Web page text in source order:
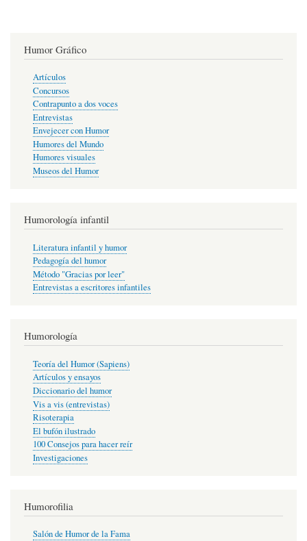
Humor Gráfico
Artículos
Concursos
Contrapunto a dos voces
Entrevistas
Envejecer con Humor
Humores del Mundo
Humores visuales
Museos del Humor
Humorología infantil
Literatura infantil y humor
Pedagogía del humor
Método "Gracias por leer"
Entrevistas a escritores infantiles
Humorología
Teoría del Humor (Sapiens)
Artículos y ensayos
Diccionario del humor
Vis a vis (entrevistas)
Risoterapia
El bufón ilustrado
100 Consejos para hacer reír
Investigaciones
Humorofilia
Salón de Humor de la Fama